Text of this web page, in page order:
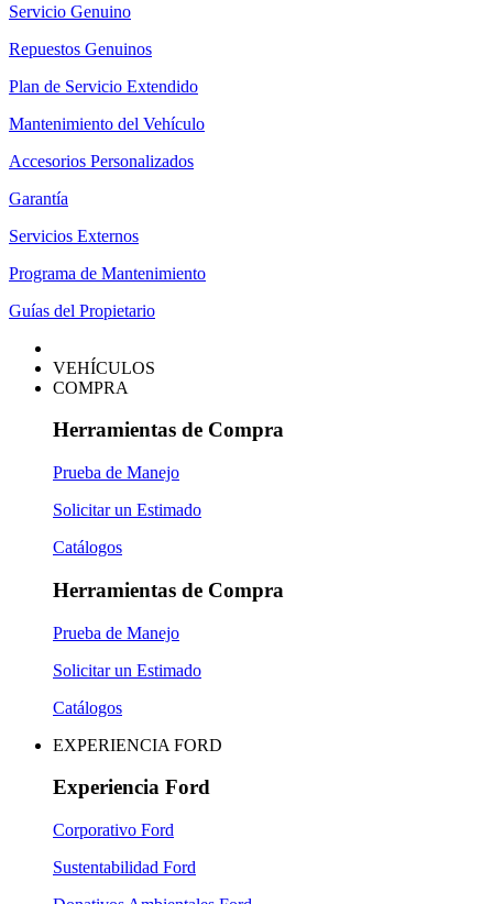
Servicio Genuino
Repuestos Genuinos
Plan de Servicio Extendido
Mantenimiento del Vehículo
Accesorios Personalizados
Garantía
Servicios Externos
Programa de Mantenimiento
Guías del Propietario
VEHÍCULOS
COMPRA
Herramientas de Compra
Prueba de Manejo
Solicitar un Estimado
Catálogos
Herramientas de Compra
Prueba de Manejo
Solicitar un Estimado
Catálogos
EXPERIENCIA FORD
Experiencia Ford
Corporativo Ford
Sustentabilidad Ford